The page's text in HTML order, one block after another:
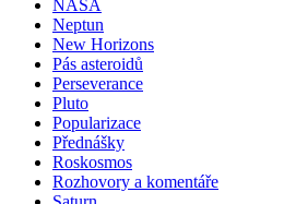
NASA
Neptun
New Horizons
Pás asteroidů
Perseverance
Pluto
Popularizace
Přednášky
Roskosmos
Rozhovory a komentáře